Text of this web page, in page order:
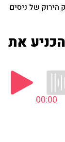
הירוק של ניסים
את
00:00